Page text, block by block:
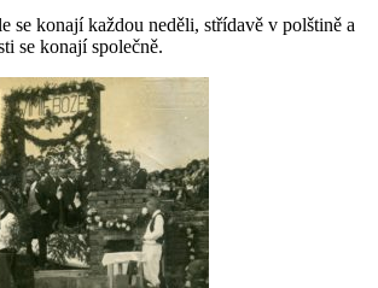
se konají každou neděli, střídavě v polštině a
se konají společně.